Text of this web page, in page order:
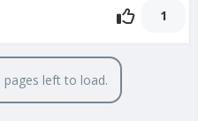
1
left to load.